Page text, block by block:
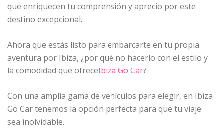
que enriquecen tu comprensión y aprecio por este
destino excepcional.
Ahora que estás listo para embarcarte en tu propia
aventura por Ibiza, ¿por qué no hacerlo con el estilo y
la comodidad que ofreceIbiza Go Car?
Con una amplia gama de vehículos para elegir, en Ibiza
Go Car tenemos la opción perfecta para que tu viaje
sea inolvidable.